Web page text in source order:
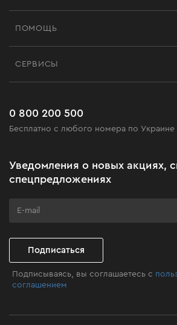
Черная пятница
Клуб мастерства
ПОМОЩЬ
Часто задаваемые вопросы
СЕРВИСЫ
0 800 200 500
Бесплатно с любого номера по Украине
Уведомления о новых акциях,
спецпредложениях
Подписаться
Подписываясь, вы соглашаетесь с
соглашением